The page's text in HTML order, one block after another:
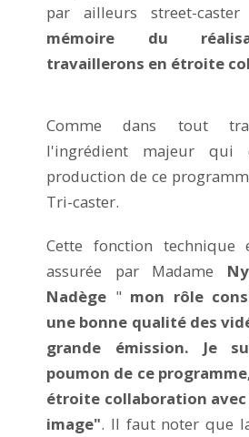
par ailleurs street-
mémoire du
travaillerons en étroite
Comme dans tout
l'ingrédient majeur qui
production de ce
Tri-caster.
Cette fonction technique
assurée par Madame
Nadège " mon rôle
une bonne qualité des
grande émission. Je
poumon de ce
étroite collaboration
image". Il faut noter que